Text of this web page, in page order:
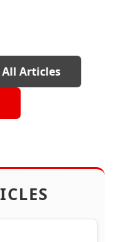
All Articles